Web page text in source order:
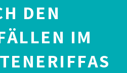
DEN
IM